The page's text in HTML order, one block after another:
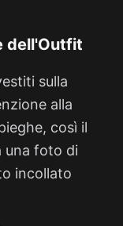
dell'Outfit
sulla
alla
così il
una foto di
incollato